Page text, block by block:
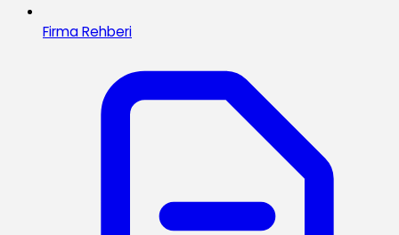
Firma Rehberi